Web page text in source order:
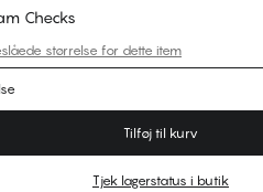
Checks
størrelse for dette item
Tilføj til kurv
Tjek lagerstatus i butik